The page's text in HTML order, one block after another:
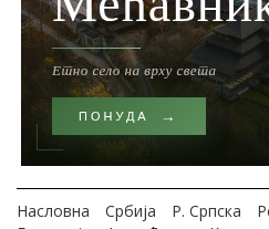
Насловна Србија Р. Српска